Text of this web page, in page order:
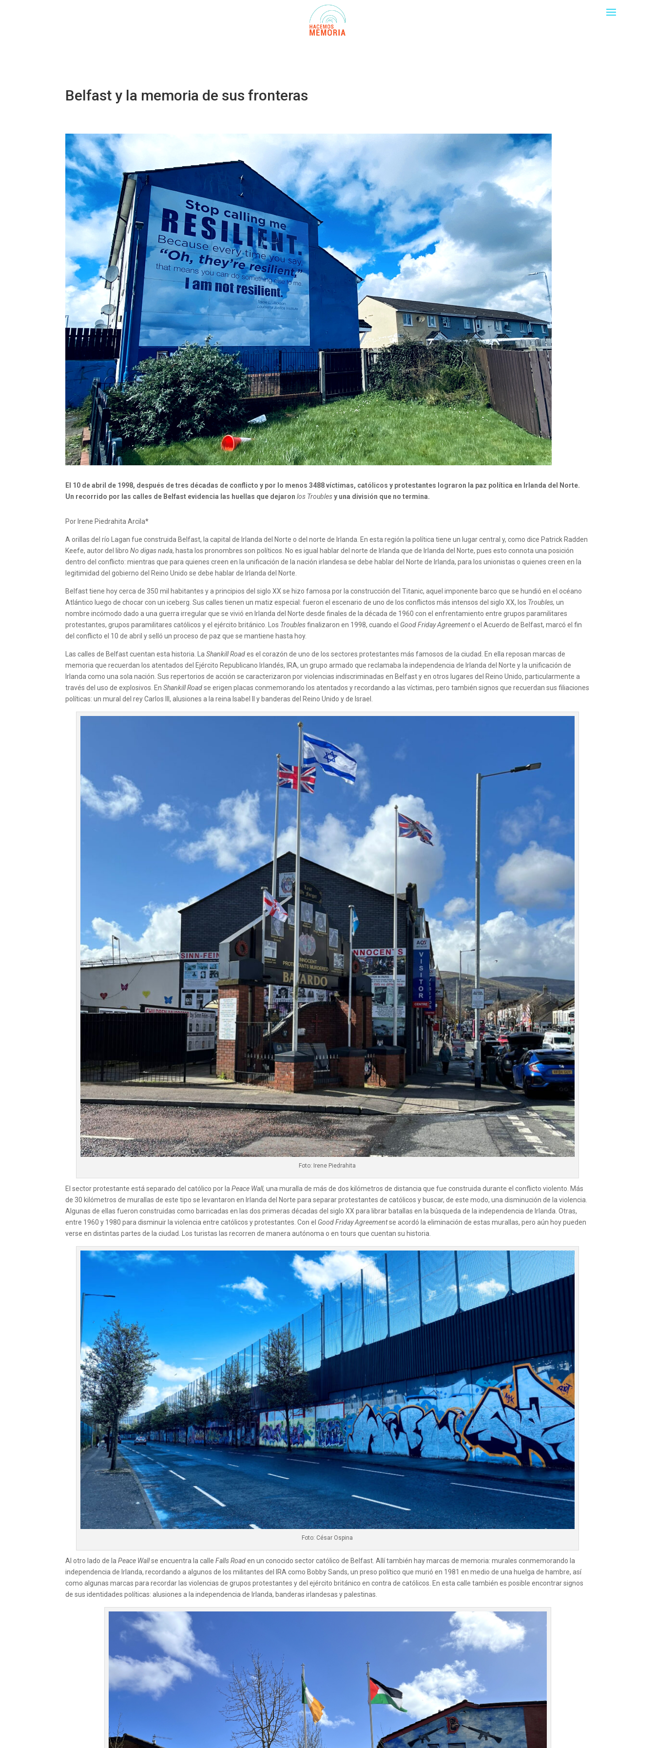
Belfast y la memoria de sus fronteras
El 10 de abril de 1998, después de tres décadas de conflicto y por lo menos 3488 víctimas, católicos y protestantes lograron la paz política en Irlanda del Norte.
Un recorrido por las calles de Belfast evidencia las huellas que dejaronlos Troublesy una división que no termina.
Por Irene Piedrahita Arcila*
A orillas del río Lagan fue construida Belfast, la capital de Irlanda del Norte o del norte de Irlanda. En esta región la política tiene un lugar central y, como dice Patrick Radden
Keefe, autor del libroNo digas nada, hasta los pronombres son políticos. No es igual hablar del norte de Irlanda que de Irlanda del Norte, pues esto connota una posición
dentro del conflicto: mientras que para quienes creen en la unificación de la nación irlandesa se debe hablar del Norte de Irlanda, para los unionistas o quienes creen en la
legitimidad del gobierno del Reino Unido se debe hablar de Irlanda del Norte.
Belfast tiene hoy cerca de 350 mil habitantes y a principios del siglo XX se hizo famosa por la construcción del Titanic, aquel imponente barco que se hundió en el océano
Atlántico luego de chocar con un iceberg. Sus calles tienen un matiz especial: fueron el escenario de uno de los conflictos más intensos del siglo XX, los Troubles, un
nombre incómodo dado a una guerra irregular que se vivió en Irlanda del Norte desde finales de la década de 1960 con el enfrentamiento entre grupos paramilitares
protestantes, grupos paramilitares católicos y el ejército británico. Los Troublesfinalizaron en 1998, cuando el Good Friday Agreemento el Acuerdo de Belfast, marcó el fin
del conflicto el 10 de abril y selló un proceso de paz que se mantiene hasta hoy.
Las calles de Belfast cuentan esta historia. LaShankill Roades el corazón de uno de los sectores protestantes más famosos de la ciudad. En ella reposan marcas de
memoria que recuerdan los atentados del Ejército Republicano Irlandés, IRA, un grupo armado que reclamaba la independencia de Irlanda del Norte y la unificación de
Irlanda como una sola nación. Sus repertorios de acción se caracterizaron por violencias indiscriminadas en Belfast y en otros lugares del Reino Unido, particularmente a
través del uso de explosivos. EnShankill Roadse erigen placas conmemorando los atentados y recordando a las víctimas, pero también signos que recuerdan sus filiaciones
políticas: un mural del rey Carlos III, alusiones a la reina Isabel II y banderas del Reino Unido y de Israel.
Foto: Irene Piedrahita
El sector protestante está separado del católico por laPeace Wall, una muralla de más de dos kilómetros de distancia que fue construida durante el conflicto violento. Más
de 30 kilómetros de murallas de este tipo se levantaron en Irlanda del Norte para separar protestantes de católicos y buscar, de este modo, una disminución de la violencia.
Algunas de ellas fueron construidas como barricadas en las dos primeras décadas del siglo XX para librar batallas en la búsqueda de la independencia de Irlanda. Otras,
entre 1960 y 1980 para disminuir la violencia entre católicos y protestantes. Con el Good Friday Agreementse acordó la eliminación de estas murallas, pero aún hoy pueden
verse en distintas partes de la ciudad. Los turistas las recorren de manera autónoma o en tours que cuentan su historia.
Foto: César Ospina
Al otro lado de laPeace Wallse encuentra la calleFalls Roaden un conocido sector católico de Belfast. Allí también hay marcas de memoria: murales conmemorando la
independencia de Irlanda, recordando a algunos de los militantes del IRA como Bobby Sands, un preso político que murió en 1981 en medio de una huelga de hambre, así
como algunas marcas para recordar las violencias de grupos protestantes y del ejército británico en contra de católicos. En esta calle también es posible encontrar signos
de sus identidades políticas: alusiones a la independencia de Irlanda, banderas irlandesas y palestinas.